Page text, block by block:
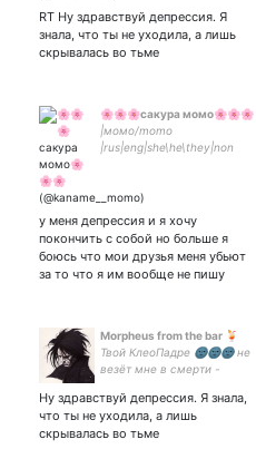
RT Ну здравствуй депрессия. Я
знала, что ты не уходила, а лишь
скрывалась во тьме
🌸🌸🌸сакура момо🌸🌸🌸
|момо/momo
|rus|eng|she\he\they|non
у меня депрессия и я хочу
покончить с собой но больше я
боюсь что мои друзья меня убьют
за то что я им вообще не пишу
Morpheus from the bar 🍹
Твой КлеоПадре 🌚🌚🌚 не
везёт мне в смерти -
большой ценитель Глеба
Самойлова и Дейва Гаана
Ну здравствуй депрессия. Я знала,
что ты не уходила, а лишь
скрывалась во тьме